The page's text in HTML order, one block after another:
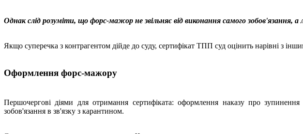
Однак слід розуміти, що форс-мажор не звільняє від виконання самого зобов'язання, а
Якщо суперечка з контрагентом дійде до суду, сертифікат ТПП суд оцінить нарівні з
Оформлення форс-мажору
Першочергові діями для отримання сертифіката: оформлення наказу про
зобов'язання в зв'язку з карантином.